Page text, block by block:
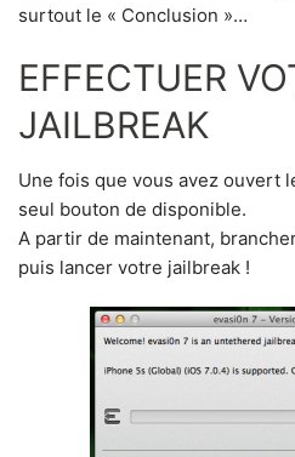
surtout le « Conclusion »…
EFFECTUER
JAILBREAK
Une fois que vous avez ouvert
seul bouton de disponible.
A partir de maintenant,
puis lancer votre jailbreak !